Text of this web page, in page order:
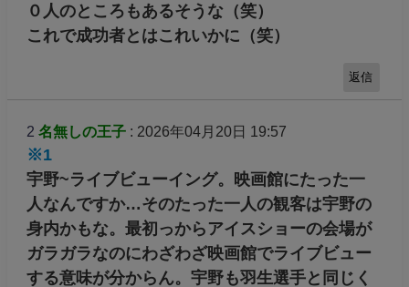
０人のところもあるそうな（笑）
これで成功者とはこれいかに（笑）
返信
2 名無しの王子: 2026年04月20日 19:57
※1
宇野~ライブビューイング。映画館にたった一
人なんですか…そのたった一人の観客は宇野の
身内かもな。最初っからアイスショーの会場が
ガラガラなのにわざわざ映画館でライブビュー
する意味が分からん。宇野も羽生選手と同じく